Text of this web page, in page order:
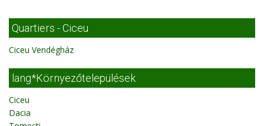
Quartiers - Ciceu
Ciceu Vendégház
lang*Környezőtelepülések
Ciceu
Dacia